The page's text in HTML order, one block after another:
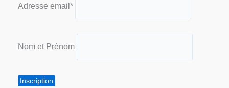
Adresse email*
Nom et Prénom